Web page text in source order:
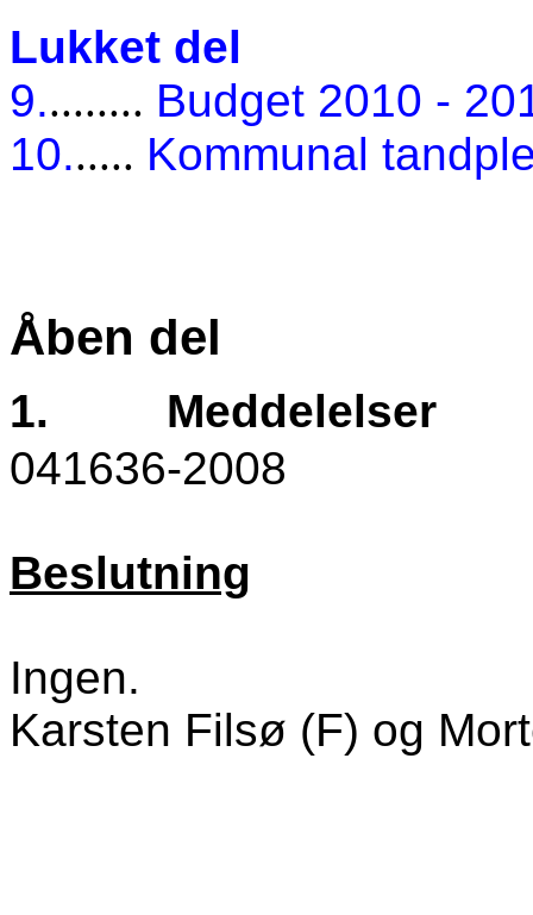
Lukket del
9......... Budget 2010 -
10...... Kommunal
Åben del
1.
Meddelelser
041636-2008
Beslutning
Ingen.
Karsten Filsø (F) og